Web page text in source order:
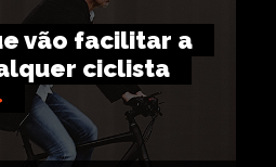
vão facilitar a
ciclista